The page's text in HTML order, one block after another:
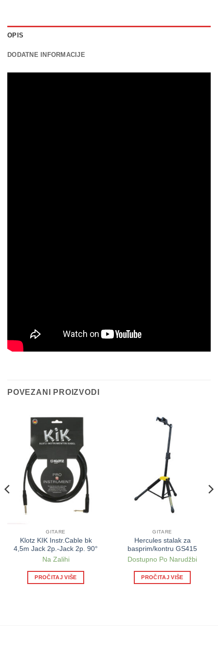
OPIS
DODATNE INFORMACIJE
POVEZANI PROIZVODI
GITARE
Klotz KIK Instr.Cable bk
4,5m Jack 2p.-Jack 2p. 90°
Na Zalihi
PROČITAJ VIŠE
GITARE
Hercules stalak za
basprim/kontru GS415
Dostupno Po Narudžbi
PROČITAJ VIŠE